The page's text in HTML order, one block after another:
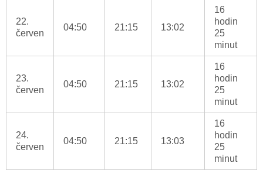
22.
červen
04:50 21:15 13:02
16
hodin
25
minut
23.
červen
04:50 21:15 13:02
16
hodin
25
minut
24.
červen
04:50 21:15 13:03
16
hodin
25
minut